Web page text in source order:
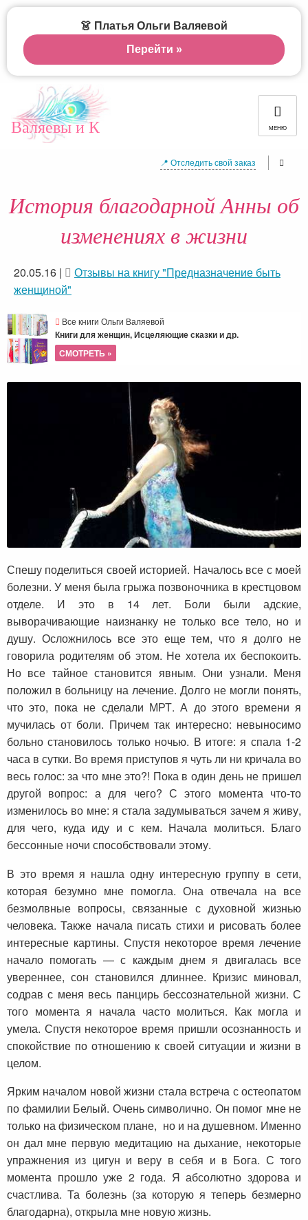
Валяевы и К МЕНЮ
📍 Отследить свой заказ
История благодарной Анны об
изменениях в жизни
20.05.16 |
Отзывы на книгу "Предназначение быть
женщиной"
Все книги Ольги Валяевой
Книги для женщин, Исцеляющие сказки и др.
СМОТРЕТЬ »
Спешу поделиться своей историей. Началось все с моей
болезни. У меня была грыжа позвоночника в крестцовом
отделе. И это в 14 лет. Боли были адские,
выворачивающие наизнанку не только все тело, но и
душу. Осложнилось все это еще тем, что я долго не
говорила родителям об этом. Не хотела их беспокоить.
Но все тайное становится явным. Они узнали. Меня
положил в больницу на лечение. Долго не могли понять,
что это, пока не сделали МРТ. А до этого времени я
мучилась от боли. Причем так интересно: невыносимо
больно становилось только ночью. В итоге: я спала 1-2
часа в сутки. Во время приступов я чуть ли ни кричала во
весь голос: за что мне это?! Пока в один день не пришел
другой вопрос: а для чего? С этого момента что-то
изменилось во мне: я стала задумываться зачем я живу,
для чего, куда иду и с кем. Начала молиться. Благо
бессонные ночи способствовали этому.
В это время я нашла одну интересную группу в сети,
которая безумно мне помогла. Она отвечала на все
безмолвные вопросы, связанные с духовной жизнью
человека. Также начала писать стихи и рисовать более
интересные картины. Спустя некоторое время лечение
начало помогать — с каждым днем я двигалась все
увереннее, сон становился длиннее. Кризис миновал,
содрав с меня весь панцирь бессознательной жизни. С
того момента я начала часто молиться. Как могла и
умела. Спустя некоторое время пришли осознанность и
спокойствие по отношению к своей ситуации и жизни в
целом.
Ярким началом новой жизни стала встреча с остеопатом
по фамилии Белый. Очень символично. Он помог мне не
только на физическом плане, но и на душевном. Именно
он дал мне первую медитацию на дыхание, некоторые
упражнения из цигун и веру в себя и в Бога. С того
момента прошло уже 2 года. Я абсолютно здорова и
счастлива. Та болезнь (за которую я теперь безмерно
благодарна), открыла мне новую жизнь.
👗 Платья Ольги Валяевой
Перейти »